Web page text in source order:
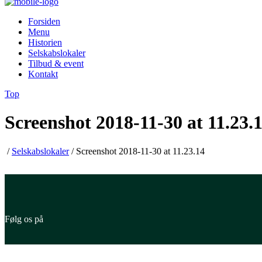
Forsiden
Menu
Historien
Selskabslokaler
Tilbud & event
Kontakt
Top
Screenshot 2018-11-30 at
/ Selskabslokaler/ Screenshot 2018-11-30 at 11.23.14
Følg os på